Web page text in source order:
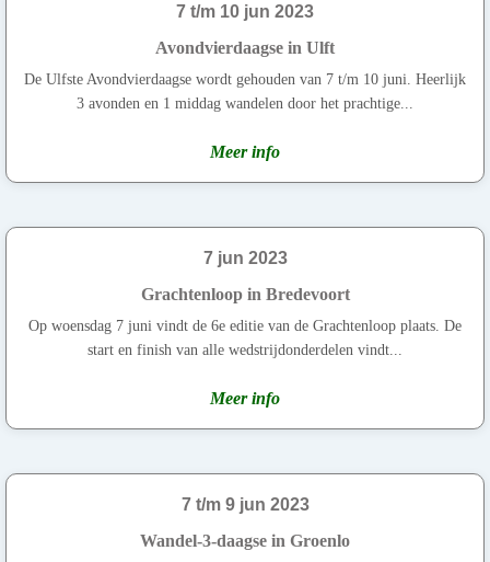
7 t/m 10 jun 2023
Avondvierdaagse in Ulft
De Ulfste Avondvierdaagse wordt gehouden van 7 t/m 10 juni. Heerlijk
3 avonden en 1 middag wandelen door het prachtige...
Meer info
7 jun 2023
Grachtenloop in Bredevoort
Op woensdag 7 juni vindt de 6e editie van de Grachtenloop plaats. De
start en finish van alle wedstrijdonderdelen vindt...
Meer info
7 t/m 9 jun 2023
Wandel-3-daagse in Groenlo